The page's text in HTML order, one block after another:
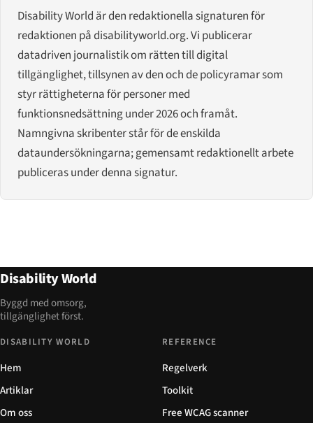
Disability World är den redaktionella signaturen för
redaktionen på disabilityworld.org. Vi publicerar
datadriven journalistik om rätten till digital
tillgänglighet, tillsynen av den och de policyramar som
styr rättigheterna för personer med
funktionsnedsättning under 2026 och framåt.
Namngivna skribenter står för de enskilda
dataundersökningarna; gemensamt redaktionellt arbete
publiceras under denna signatur.
Disability World
Byggd med omsorg,
tillgänglighet först.
DISABILITY WORLD
Hem
Artiklar
Om oss
REFERENCE
Regelverk
Toolkit
Free WCAG scanner